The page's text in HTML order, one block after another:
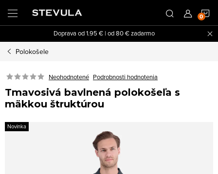
obsah
Doprava od 1.95 € | od 80 € zadarmo
Polokošele
Neohodnotené Podrobnosti hodnotenia
Tmavosivá bavlnená polokošeľa s
mäkkou štruktúrou
Novinka